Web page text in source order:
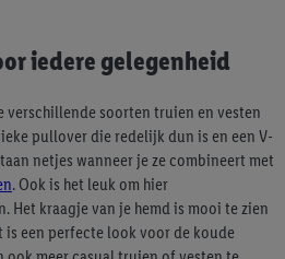
iedere gelegenheid
verschillende soorten truien en vesten
pullover die redelijk dun is en een V-
netjes wanneer je ze combineert met
. Ook is het leuk om hier
Het kraagje van je hemd is mooi te zien
een perfecte look voor de koude